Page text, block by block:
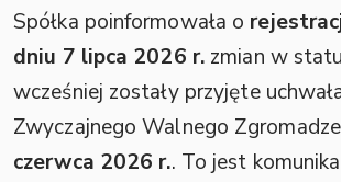
Spółka poinformowała o
dniu 7 lipca 2026 r. zmian w
wcześniej zostały przyjęte
Zwyczajnego Walnego
czerwca 2026 r.. To jest